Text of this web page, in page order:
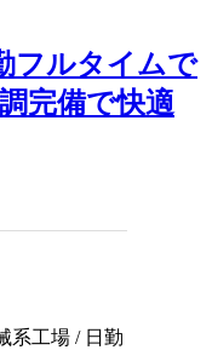
フルタイムで
完備で快適
系工場 / 日勤